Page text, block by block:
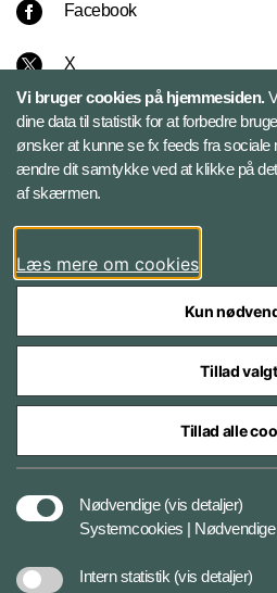
Facebook
X
Instagram
Bluesky
LinkedIn
Styrelser og myndigheder
Vi bruger cookies på hjemmesiden.
dine data til statistik for at forbedre
ønsker at kunne se fx feeds fra sociale
ændre dit samtykke ved at klikke på
af skærmen.
Læs mere om cookies
Kun
Tillad
Tillad alle
Nødvendige (vis detaljer)
Systemcookies | Nødvendige
Intern statistik (vis detaljer)